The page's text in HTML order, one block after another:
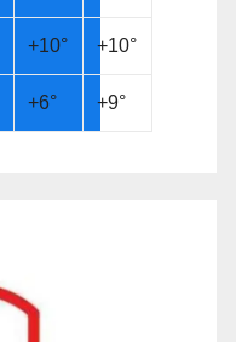
+10° +10°
+6° +9°